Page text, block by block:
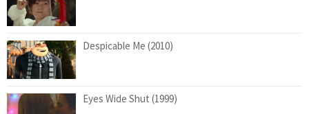
Despicable Me (2010)
Eyes Wide Shut (1999)